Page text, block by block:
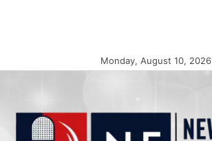
Monday, August 10, 2026